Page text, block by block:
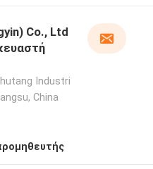
Co., Ltd
Industri
China